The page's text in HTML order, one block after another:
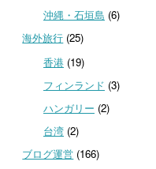
沖縄・石垣島 (6)
海外旅行 (25)
香港(19)
フィンランド (3)
ハンガリー (2)
台湾(2)
ブログ運営 (166)